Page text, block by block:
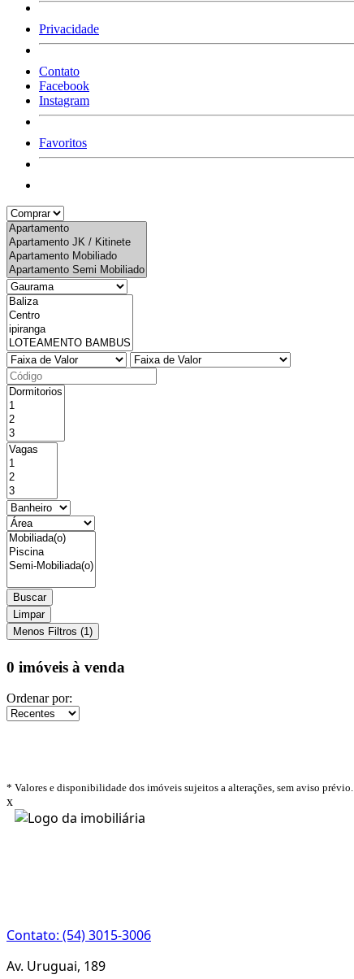
Privacidade
Contato
Facebook
Instagram
Favoritos
Buscar
Limpar
Menos Filtros (1)
0 imóveis à venda
Ordenar por:
* Valores e disponibilidade dos imóveis sujeitos a alterações, sem aviso prévio.
x
Contato: (54) 3015-3006
Av. Uruguai, 189